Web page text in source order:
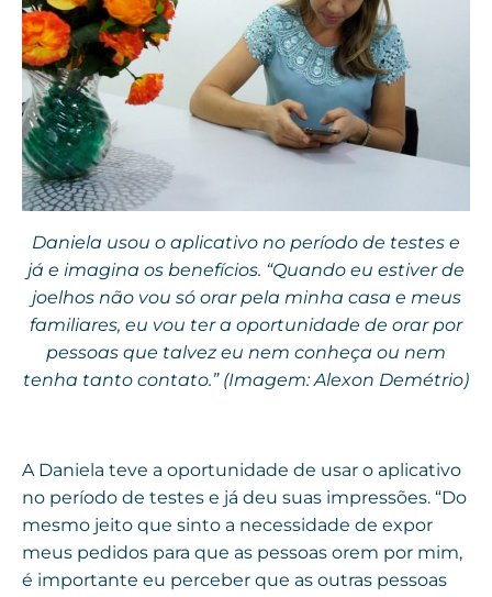
Daniela usou o aplicativo no período de testes e
já e imagina os benefícios. “Quando eu estiver de
joelhos não vou só orar pela minha casa e meus
familiares, eu vou ter a oportunidade de orar por
pessoas que talvez eu nem conheça ou nem
tenha tanto contato.” (Imagem: Alexon Demétrio)
A Daniela teve a oportunidade de usar o aplicativo
no período de testes e já deu suas impressões. “Do
mesmo jeito que sinto a necessidade de expor
meus pedidos para que as pessoas orem por mim,
é importante eu perceber que as outras pessoas